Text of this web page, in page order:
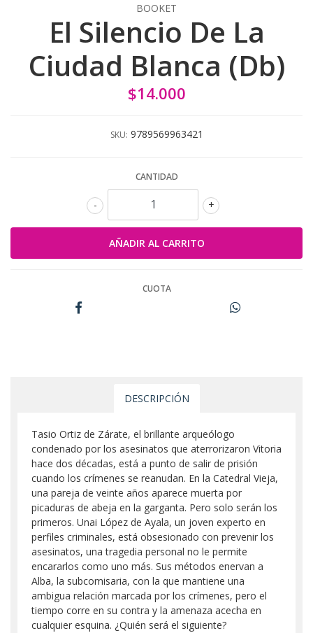
BOOKET
El Silencio De La
Ciudad Blanca (Db)
$14.000
SKU: 9789569963421
CANTIDAD
+
-
CUOTA
DESCRIPCIÓN
Tasio Ortiz de Zárate, el brillante arqueólogo
condenado por los asesinatos que aterrorizaron Vitoria
hace dos décadas, está a punto de salir de prisión
cuando los crímenes se reanudan. En la Catedral Vieja,
una pareja de veinte años aparece muerta por
picaduras de abeja en la garganta. Pero solo serán los
primeros. Unai López de Ayala, un joven experto en
perfiles criminales, está obsesionado con prevenir los
asesinatos, una tragedia personal no le permite
encararlos como uno más. Sus métodos enervan a
Alba, la subcomisaria, con la que mantiene una
ambigua relación marcada por los crímenes, pero el
tiempo corre en su contra y la amenaza acecha en
cualquier esquina. ¿Quién será el siguiente?